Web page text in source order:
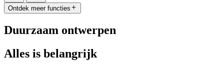
Ontdek meer functies
Duurzaam ontwerpen
Alles is belangrijk